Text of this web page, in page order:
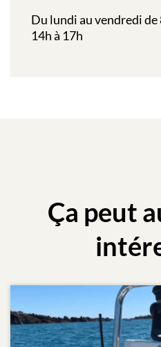
Du lundi au vendredi de
14h à 17h
Ça peut